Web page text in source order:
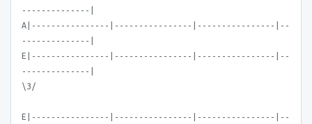
--------------|
A|----------------|----------------|----------------|--
--------------|
E|----------------|----------------|----------------|--
--------------|
\3/
E|----------------|----------------|----------------|--